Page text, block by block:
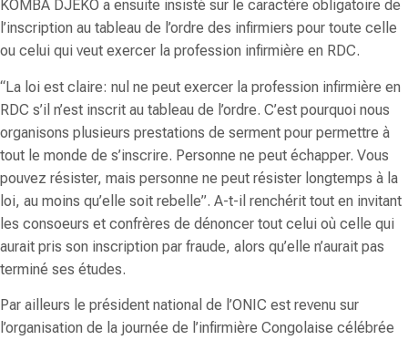
KOMBA DJEKO a ensuite insisté sur le caractère obligatoire de
l’inscription au tableau de l’ordre des infirmiers pour toute celle
ou celui qui veut exercer la profession infirmière en RDC.
“La loi est claire: nul ne peut exercer la profession infirmière en
RDC s’il n’est inscrit au tableau de l’ordre. C’est pourquoi nous
organisons plusieurs prestations de serment pour permettre à
tout le monde de s’inscrire. Personne ne peut échapper. Vous
pouvez résister, mais personne ne peut résister longtemps à la
loi, au moins qu’elle soit rebelle”. A-t-il renchérit tout en invitant
les consoeurs et confrères de dénoncer tout celui où celle qui
aurait pris son inscription par fraude, alors qu’elle n’aurait pas
terminé ses études.
Par ailleurs le président national de l’ONIC est revenu sur
l’organisation de la journée de l’infirmière Congolaise célébrée